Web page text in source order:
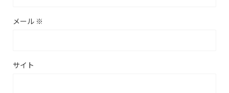
メール ※
サイト